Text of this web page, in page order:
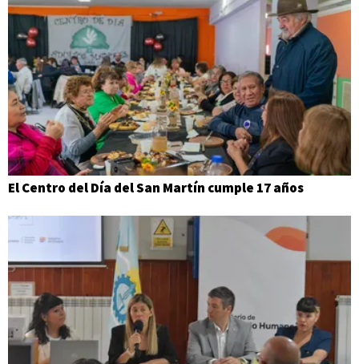
El Centro del Día del San Martín cumple 17 años